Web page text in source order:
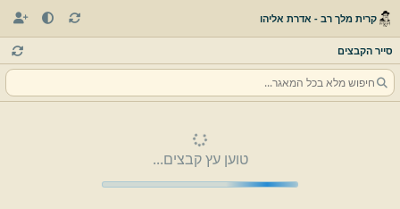
קרית מלך רב - אדרת אליהו
סייר הקבצים
טוען עץ קבצים...